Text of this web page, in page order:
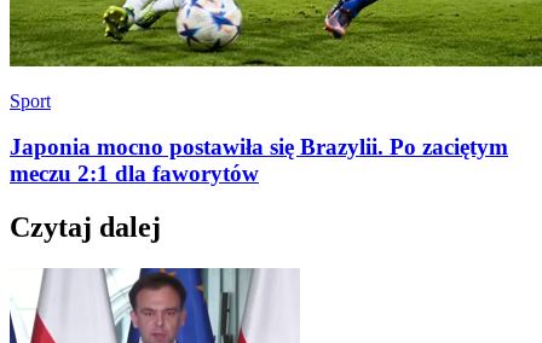
Sport
Japonia mocno postawiła się Brazylii. Po zaciętym
meczu 2:1 dla faworytów
Czytaj dalej